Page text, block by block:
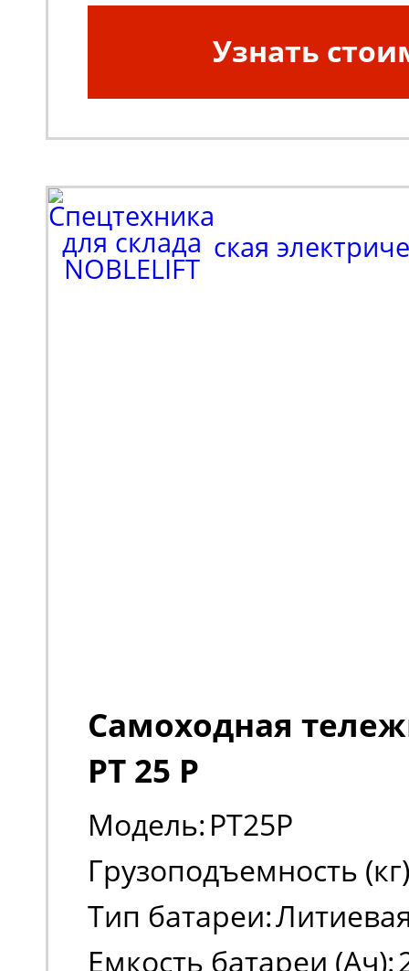
Узнать
Самоходная
PT 25 P
Модель: PT25P
Грузоподъемность
Тип батареи:
Емкость батареи (Ач):